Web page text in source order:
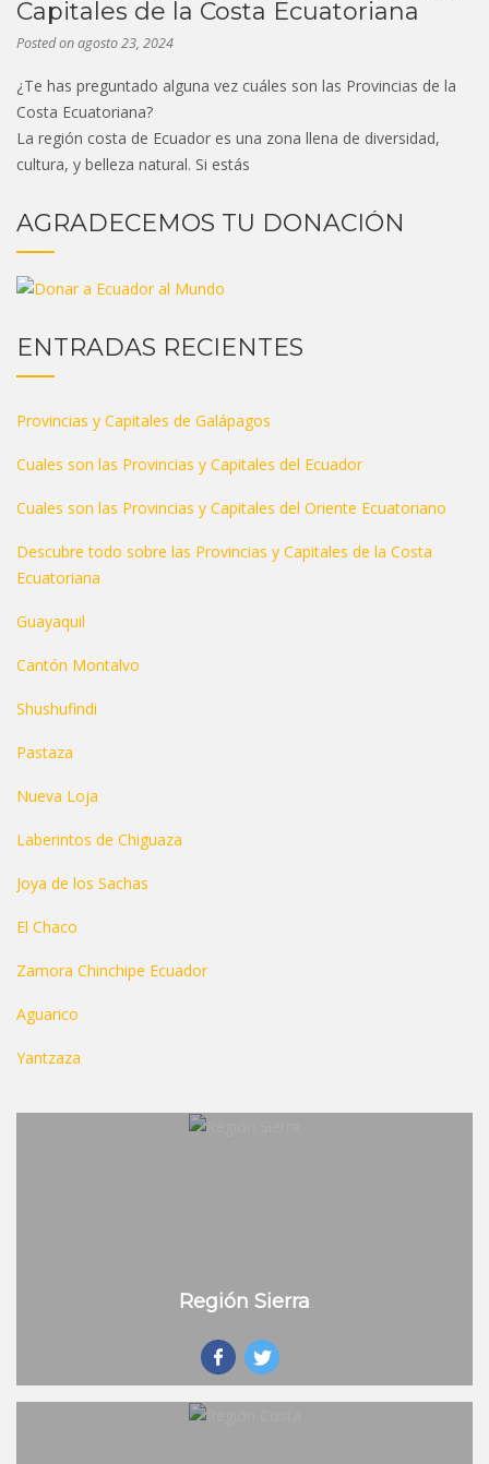
Capitales de la Costa Ecuatoriana
Posted onagosto 23, 2024
¿Te has preguntado alguna vez cuáles son las Provincias de la
Costa Ecuatoriana?
La región costa de Ecuador es una zona llena de diversidad,
cultura, y belleza natural. Si estás
AGRADECEMOS TU DONACIÓN
ENTRADAS RECIENTES
Provincias y Capitales de Galápagos
Cuales son las Provincias y Capitales del Ecuador
Cuales son las Provincias y Capitales del Oriente Ecuatoriano
Descubre todo sobre las Provincias y Capitales de la Costa
Ecuatoriana
Guayaquil
Cantón Montalvo
Shushufindi
Pastaza
Nueva Loja
Laberintos de Chiguaza
Joya de los Sachas
El Chaco
Zamora Chinchipe Ecuador
Aguarico
Yantzaza
Región Sierra